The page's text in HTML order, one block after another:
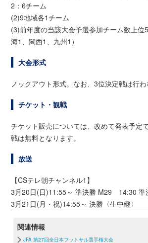
2：6チーム
(2)9地域各1チーム
(3)前年度の当該大会予選参加チーム数上位
海1、関西1、九州1）
大会形式
ノックアウト形式。なお、3位決定戦は行
チケット・観戦
チケット販売については、改めて発表予定
戦は無料となります。
放送
【CSテレ朝チャンネル1】
3月20日(日)11:55～ 準決勝 M29 14:30 準
3月21日(月・祝)14:55～ 決勝〈生中継〉
関連情報
JFA 第27回全日本フットサル選手権大会